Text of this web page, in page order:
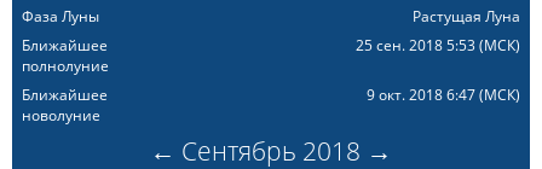
Фаза Луны
Растущая Луна
Ближайшее
полнолуние
25 сен. 2018 5:53(МСК)
Ближайшее
новолуние
9 окт. 2018 6:47(МСК)
← Сентябрь 2018 →